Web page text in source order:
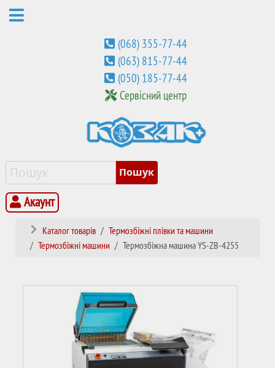
(068) 355-77-44
(063) 815-77-44
(050) 185-77-44
Сервісний центр
Акаунт
Каталог товарів
Термозбіжні плівки та машини
Термозбіжні машини
Термозбіжна машина YS-ZB-4255